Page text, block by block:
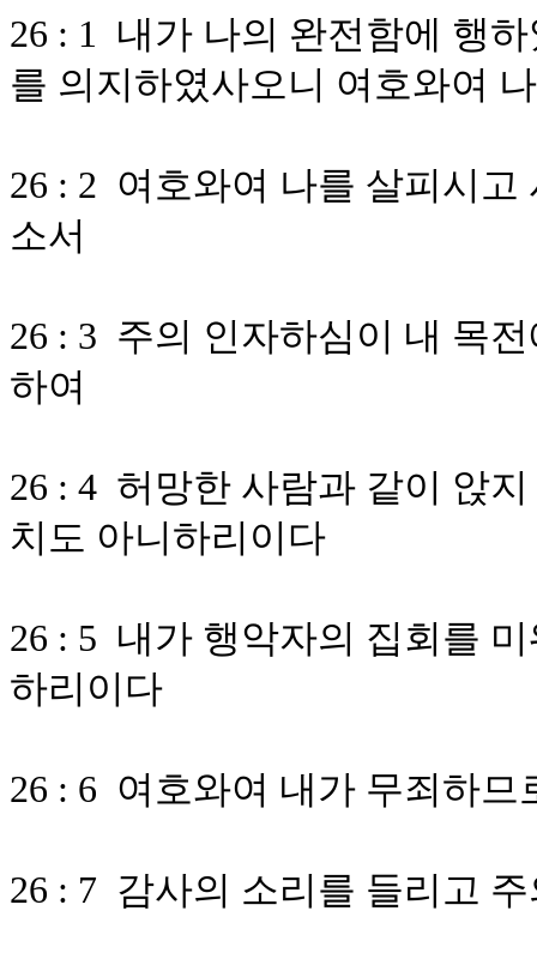
26 : 1 내가 나의 완전함에 행
를 의지하였사오니 여호와여
26 : 2 여호와여 나를 살피시
소서
26 : 3 주의 인자하심이 내 목
하여
26 : 4 허망한 사람과 같이 앉
치도 아니하리이다
26 : 5 내가 행악자의 집회를
하리이다
26 : 6 여호와여 내가 무죄하
26 : 7 감사의 소리를 들리고